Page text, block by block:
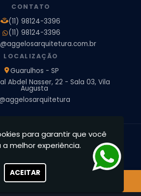
de Arquitetura 3D
de Arquitetura Comercial
de Arquitetura de Casa
Arquitetura de Interiores
Arquitetura e Engenharia
para Apartamentos
Residencial
de Interiores Comercial
de Interiores Completo
de Interiores Residencial
CONTATO
(11) 98124-3396
(11) 98124-3396
LOCALIZAÇÃO
Guarulhos - SP
Abdel Nasser, 22 - Sala 03, Vila
Augusta
e Interiores - Transformamos espaços,
para garantir que você
melhor experiência.
ACEITAR